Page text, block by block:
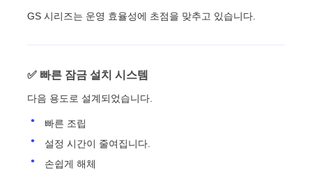
GS 시리즈는 운영 효율성에 초점을 맞추고 있습니다.
✅ 빠른 잠금 설치 시스템
다음 용도로 설계되었습니다.
빠른 조립
설정 시간이 줄여집니다.
손쉽게 해체